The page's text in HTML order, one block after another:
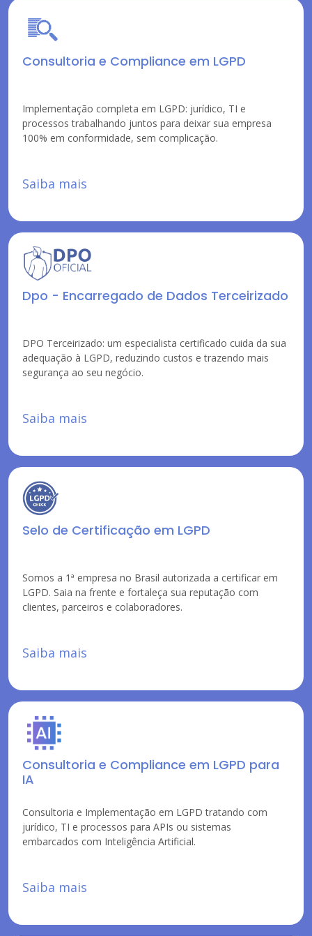
Consultoria e Compliance em LGPD
Implementação completa em LGPD: jurídico, TI e
processos trabalhando juntos para deixar sua empresa
100% em conformidade, sem complicação.
Saiba mais
Dpo - Encarregado de Dados Terceirizado
DPO Terceirizado: um especialista certificado cuida da sua
adequação à LGPD, reduzindo custos e trazendo mais
segurança ao seu negócio.
Saiba mais
Selo de Certificação em LGPD
Somos a 1ª empresa no Brasil autorizada a certificar em
LGPD. Saia na frente e fortaleça sua reputação com
clientes, parceiros e colaboradores.
Saiba mais
Consultoria e Compliance em LGPD para
IA
Consultoria e Implementação em LGPD tratando com
jurídico, TI e processos para APIs ou sistemas
embarcados com Inteligência Artificial.
Saiba mais